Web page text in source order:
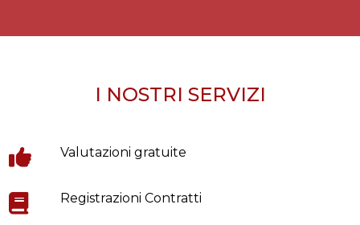
I NOSTRI SERVIZI
Valutazioni gratuite
Registrazioni Contratti